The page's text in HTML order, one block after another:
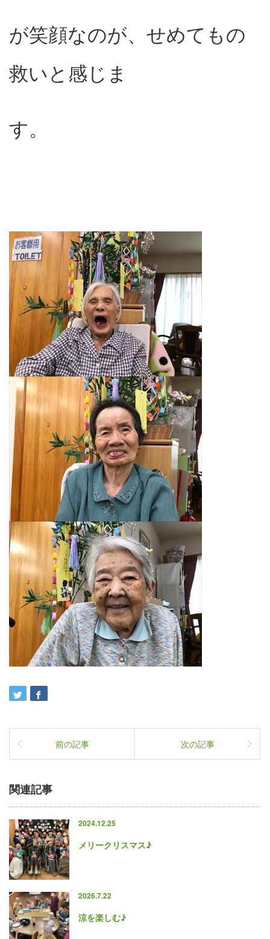
が笑顔なのが、せめてもの
救いと感じま
す。
前の記事 次の記事
関連記事
2024.12.25
メリークリスマス♪
2026.7.22
涼を楽しむ♪